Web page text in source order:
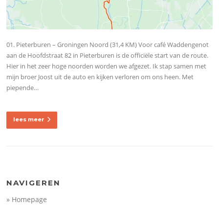
01. Pieterburen – Groningen Noord (31,4 KM) Voor café Waddengenot
aan de Hoofdstraat 82 in Pieterburen is de officiële start van de route.
Hier in het zeer hoge noorden worden we afgezet. Ik stap samen met
mijn broer Joost uit de auto en kijken verloren om ons heen. Met
piepende…
lees meer
NAVIGEREN
» Homepage